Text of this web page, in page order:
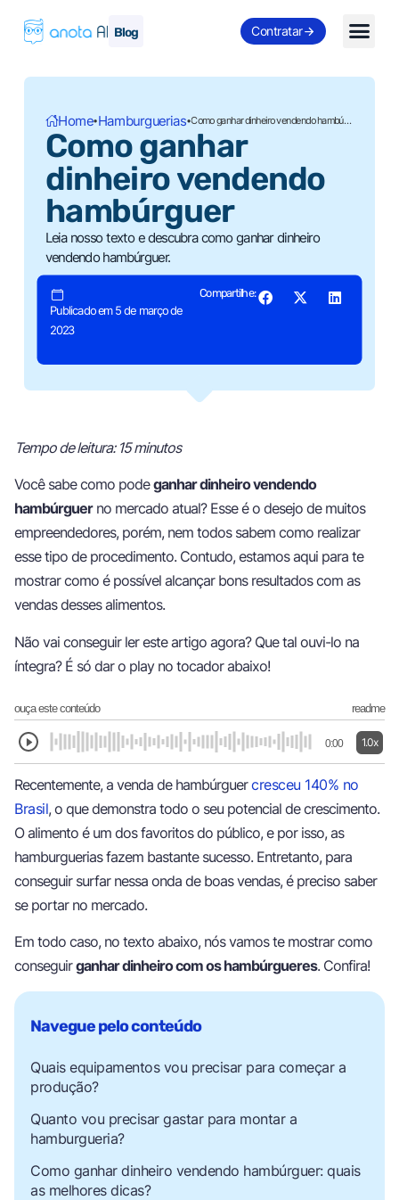
Blog Contratar
Home•Hamburguerias• Como ganhar dinheiro vendendo hambúrguer
Como ganhar
dinheiro vendendo
hambúrguer
Leia nosso texto e descubra como ganhar dinheiro
vendendo hambúrguer.
Publicado em 5 de março de
2023
Compartilhe:
Tempo de leitura: 15 minutos
Você sabe como podeganhar dinheiro vendendo
hambúrguerno mercado atual? Esse é o desejo de muitos
empreendedores, porém, nem todos sabem como realizar
esse tipo de procedimento. Contudo, estamos aqui para te
mostrar como é possível alcançar bons resultados com as
vendas desses alimentos.
Não vai conseguir ler este artigo agora? Que tal ouvi-lo na
íntegra? É só dar o play no tocador abaixo!
ouça este conteúdo readme
0:00 1.0x
Recentemente, a venda de hambúrguercresceu 140% no
Brasil, o que demonstra todo o seu potencial de crescimento.
O alimento é um dos favoritos do público, e por isso, as
hamburguerias fazem bastante sucesso. Entretanto, para
conseguir surfar nessa onda de boas vendas, é preciso saber
se portar no mercado.
Em todo caso, no texto abaixo, nós vamos te mostrar como
conseguirganhar dinheiro com os hambúrgueres. Confira!
Quais equipamentos vou precisar para começar a
produção?
Quanto vou precisar gastar para montar a
hamburgueria?
Como ganhar dinheiro vendendo hambúrguer: quais
as melhores dicas?